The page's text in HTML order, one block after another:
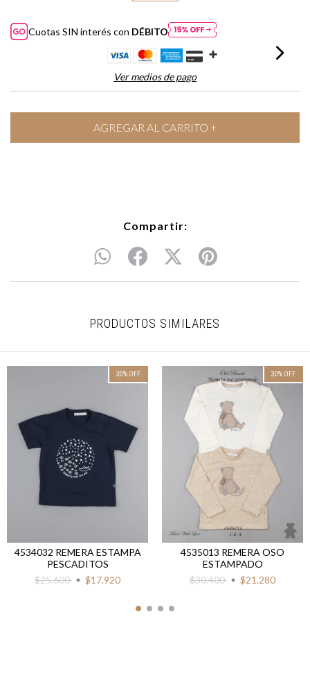
Cuotas SIN interés con DÉBITO
Ver medios de pago
Compartir:
PRODUCTOS SIMILARES
30% OFF
4534032 REMERA ESTAMPA
PESCADITOS
$25.600
$17.920
30% OFF
4535013 REMERA OSO
ESTAMPADO
$30.400
$21.280